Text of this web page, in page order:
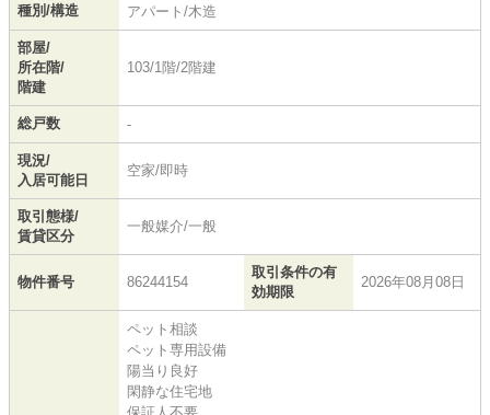
種別/構造 アパート/木造
部屋/
所在階/
階建
103/1階/2階建
総戸数 -
現況/
入居可能日
空家/即時
取引態様/
賃貸区分
一般媒介/一般
物件番号 86244154
取引条件の有
効期限
2026年08月08日
ペット相談
ペット専用設備
陽当り良好
閑静な住宅地